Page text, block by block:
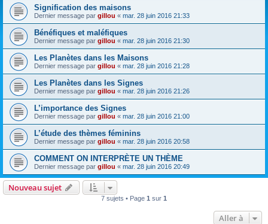
Signification des maisons
Dernier message par gillou « mar. 28 juin 2016 21:33
Bénéfiques et maléfiques
Dernier message par gillou « mar. 28 juin 2016 21:30
Les Planètes dans les Maisons
Dernier message par gillou « mar. 28 juin 2016 21:28
Les Planètes dans les Signes
Dernier message par gillou « mar. 28 juin 2016 21:26
L’importance des Signes
Dernier message par gillou « mar. 28 juin 2016 21:00
L’étude des thèmes féminins
Dernier message par gillou « mar. 28 juin 2016 20:58
COMMENT ON INTERPRÈTE UN THÈME
Dernier message par gillou « mar. 28 juin 2016 20:49
Nouveau sujet
7 sujets • Page 1 sur 1
Aller à